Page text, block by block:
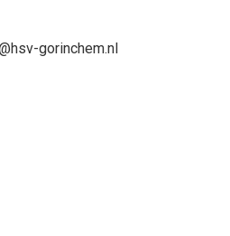
gorinchem.nl